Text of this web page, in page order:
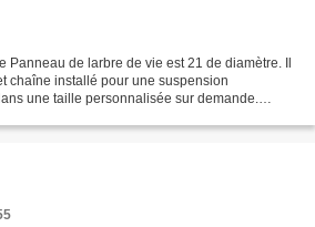
Panneau de larbre de vie est 21 de diamètre. Il
chaîne installé pour une suspension
une taille personnalisée sur demande.